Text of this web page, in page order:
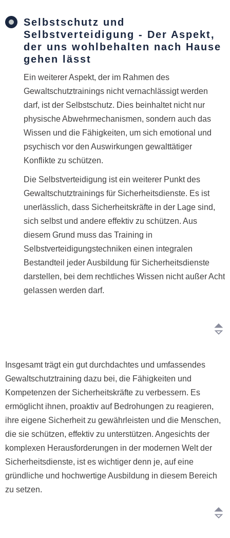
Selbstschutz und
Selbstverteidigung - Der Aspekt,
der uns wohlbehalten nach Hause
gehen lässt
Ein weiterer Aspekt, der im Rahmen des
Gewaltschutztrainings nicht vernachlässigt werden
darf, ist der Selbstschutz. Dies beinhaltet nicht nur
physische Abwehrmechanismen, sondern auch das
Wissen und die Fähigkeiten, um sich emotional und
psychisch vor den Auswirkungen gewalttätiger
Konflikte zu schützen.
Die Selbstverteidigung ist ein weiterer Punkt des
Gewaltschutztrainings für Sicherheitsdienste. Es ist
unerlässlich, dass Sicherheitskräfte in der Lage sind,
sich selbst und andere effektiv zu schützen. Aus
diesem Grund muss das Training in
Selbstverteidigungstechniken einen integralen
Bestandteil jeder Ausbildung für Sicherheitsdienste
darstellen, bei dem rechtliches Wissen nicht außer Acht
gelassen werden darf.
Insgesamt trägt ein gut durchdachtes und umfassendes
Gewaltschutztraining dazu bei, die Fähigkeiten und
Kompetenzen der Sicherheitskräfte zu verbessern. Es
ermöglicht ihnen, proaktiv auf Bedrohungen zu reagieren,
ihre eigene Sicherheit zu gewährleisten und die Menschen,
die sie schützen, effektiv zu unterstützen. Angesichts der
komplexen Herausforderungen in der modernen Welt der
Sicherheitsdienste, ist es wichtiger denn je, auf eine
gründliche und hochwertige Ausbildung in diesem Bereich
zu setzen.